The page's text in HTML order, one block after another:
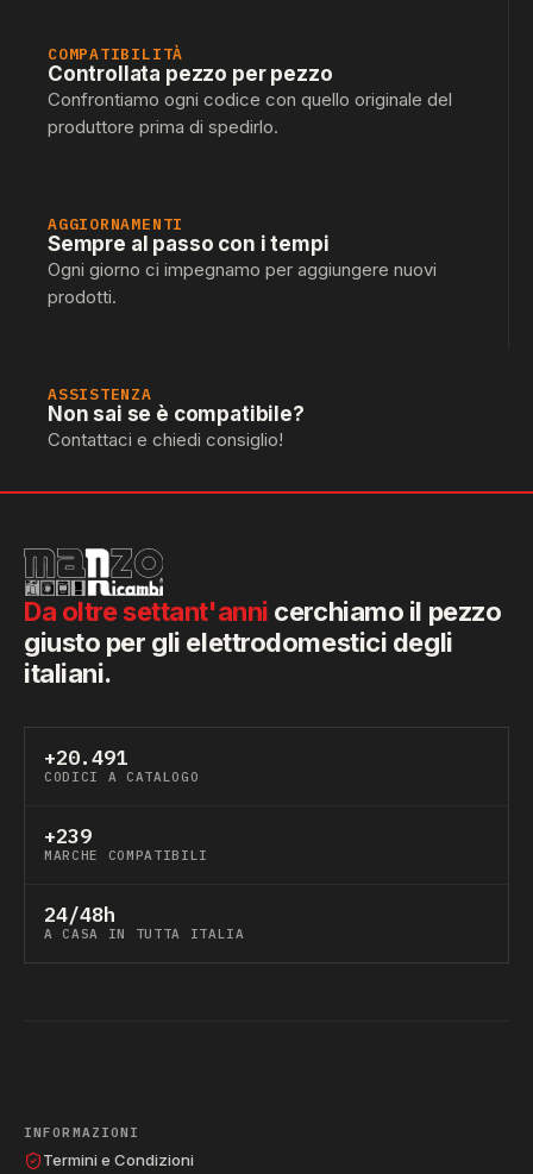
COMPATIBILITÀ
Controllata pezzo per pezzo
Confrontiamo ogni codice con quello originale del
produttore prima di spedirlo.
AGGIORNAMENTI
Sempre al passo con i tempi
Ogni giorno ci impegnamo per aggiungere nuovi
prodotti.
ASSISTENZA
Non sai se è compatibile?
Contattaci e chiedi consiglio!
Da oltre settant'anni cerchiamo il pezzo
giusto per gli elettrodomestici degli
italiani.
+20.491
CODICI A CATALOGO
+239
MARCHE COMPATIBILI
24/48h
A CASA IN TUTTA ITALIA
INFORMAZIONI
Termini e Condizioni